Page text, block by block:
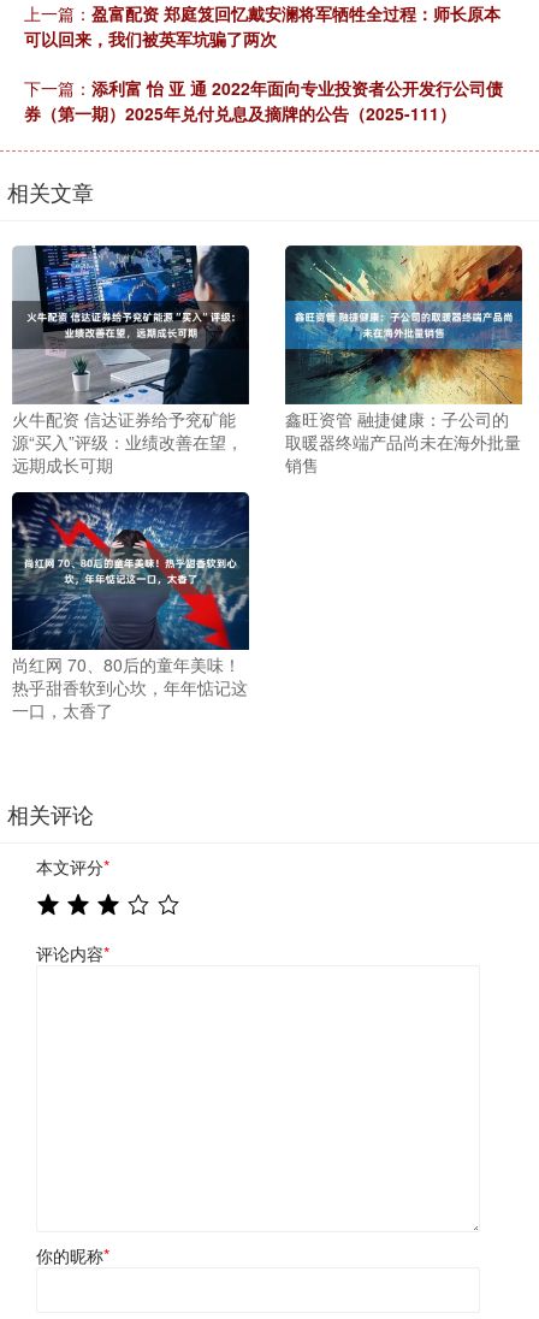
上一篇： 盈富配资 郑庭笈回忆戴安澜将军牺牲全过程：师长原本
可以回来，我们被英军坑骗了两次
下一篇： 添利富 怡 亚 通 2022年面向专业投资者公开发行公司债
券（第一期）2025年兑付兑息及摘牌的公告（2025-111）
相关文章
火牛配资 信达证券给予兖矿能
源“买入”评级：业绩改善在望，
远期成长可期
鑫旺资管 融捷健康：子公司的
取暖器终端产品尚未在海外批量
销售
尚红网 70、80后的童年美味！
热乎甜香软到心坎，年年惦记这
一口，太香了
相关评论
本文评分*
评论内容*
你的昵称*